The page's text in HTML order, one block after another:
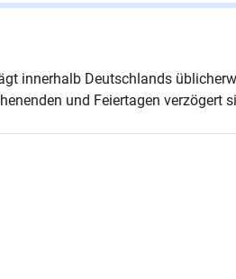
298
innerhalb Deutschlands
und Feiertagen verzögert